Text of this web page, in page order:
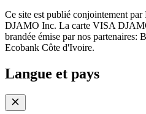
Ce site est publié conjointement
DJAMO Inc. La carte VISA
brandée émise par nos
Ecobank Côte d'Ivoire.
Langue et pays